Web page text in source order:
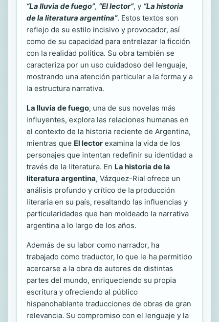
“La lluvia de fuego”, “El lector”, y “La historia
de la literatura argentina”. Estos textos son
reflejo de su estilo incisivo y provocador, así
como de su capacidad para entrelazar la ficción
con la realidad política. Su obra también se
caracteriza por un uso cuidadoso del lenguaje,
mostrando una atención particular a la forma y a
la estructura narrativa.
La lluvia de fuego, una de sus novelas más
influyentes, explora las relaciones humanas en
el contexto de la historia reciente de Argentina,
mientras que El lector examina la vida de los
personajes que intentan redefinir su identidad a
través de la literatura. En La historia de la
literatura argentina, Vázquez-Rial ofrece un
análisis profundo y crítico de la producción
literaria en su país, resaltando las influencias y
particularidades que han moldeado la narrativa
argentina a lo largo de los años.
Además de su labor como narrador, ha
trabajado como traductor, lo que le ha permitido
acercarse a la obra de autores de distintas
partes del mundo, enriqueciendo su propia
escritura y ofreciendo al público
hispanohablante traducciones de obras de gran
relevancia. Su compromiso con el lenguaje y la